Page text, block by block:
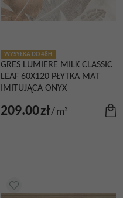
WYSYŁKA DO 48H
GRES LUMIERE MILK CLASSIC
LEAF 60X120 PŁYTKA MAT
IMITUJĄCA ONYX
209.00zł/m²